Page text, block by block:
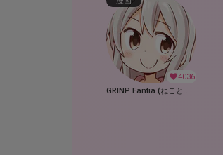
4036
GRINP Fantia (ねことうふ)